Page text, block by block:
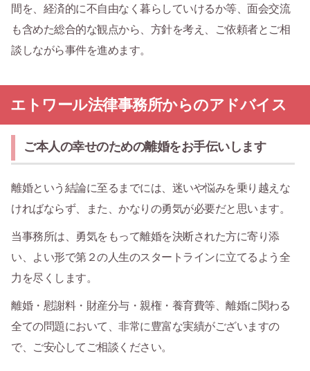
間を、経済的に不自由なく暮らしていけるか等、面会交流
も含めた総合的な観点から、方針を考え、ご依頼者とご相
談しながら事件を進めます。
エトワール法律事務所からのアドバイス
ご本人の幸せのための離婚をお手伝いします
離婚という結論に至るまでには、迷いや悩みを乗り越えな
ければならず、また、かなりの勇気が必要だと思います。
当事務所は、勇気をもって離婚を決断された方に寄り添
い、よい形で第２の人生のスタートラインに立てるよう全
力を尽くします。
離婚・慰謝料・財産分与・親権・養育費等、離婚に関わる
全ての問題において、非常に豊富な実績がございますの
で、ご安心してご相談ください。